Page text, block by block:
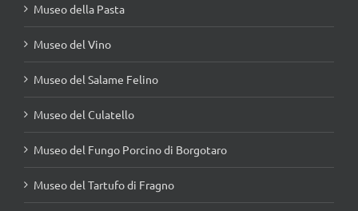
Museo della Pasta
Museo del Vino
Museo del Salame Felino
Museo del Culatello
Museo del Fungo Porcino di Borgotaro
Museo del Tartufo di Fragno